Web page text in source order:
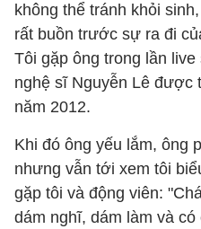
không thể tránh khỏi
rất buồn trước sự ra đi
Tôi gặp ông trong lần live
nghệ sĩ Nguyễn Lê được
năm 2012.
Khi đó ông yếu lắm, ông
nhưng vẫn tới xem tôi
gặp tôi và động viên:
dám nghĩ, dám làm và